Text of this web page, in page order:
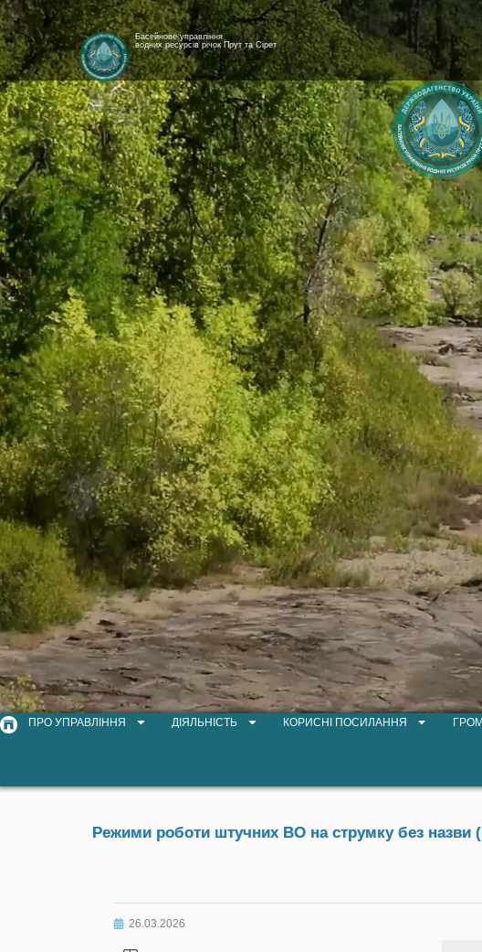
[newyear_garland]
Басейнове управління
водних ресурсів річок Прут та Сірет
ПРО УПРАВЛІННЯ ДІЯЛЬНІСТЬ КОРИСНІ ПОСИЛАННЯ
Режими роботи штучних ВО на струмку без назви
26.03.2026